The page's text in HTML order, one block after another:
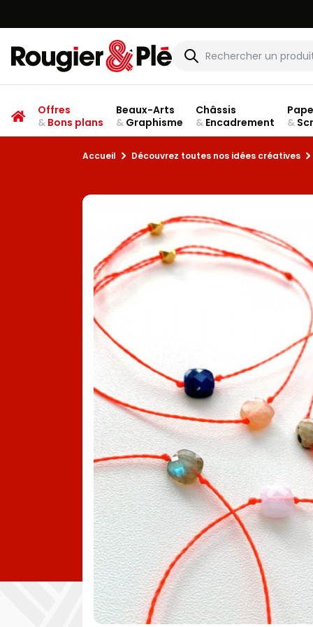
Offres
&Bons plans
Beaux-Arts
&Graphisme
Châssis
&Encadrement
&
Accueil Découvrez toutes nos idées créatives